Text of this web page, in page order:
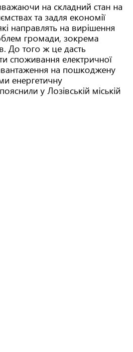
на складний стан на
та задля економії
направлять на вирішення
громади, зокрема
До того ж це дасть
споживання електричної
на пошкоджену
енергетичну
у Лозівській міській